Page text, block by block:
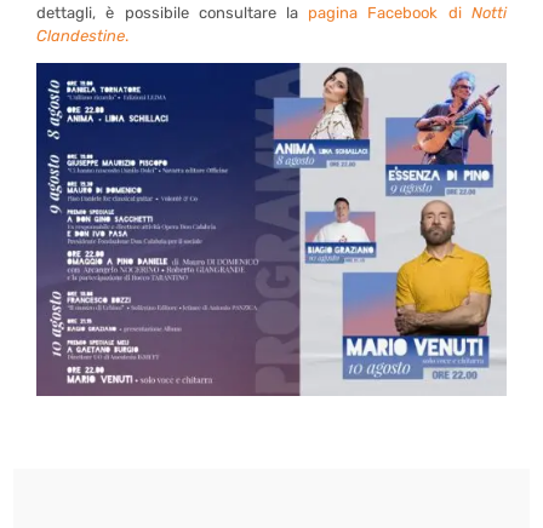
dettagli, è possibile consultare la pagina Facebook di Notti
Clandestine.